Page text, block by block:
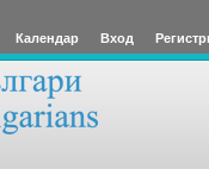
Календар Вход